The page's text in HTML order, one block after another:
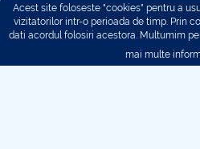
Acest site foloseste "cookies" pentru a
vizitatorilor intr-o perioada de timp. Prin
dati acordul folosiri acestora. Multumim
mai multe